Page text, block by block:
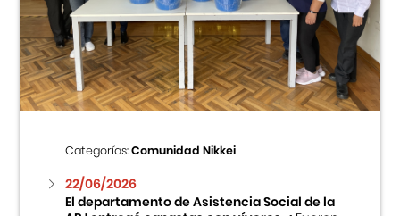
Categorías:Comunidad Nikkei
22/06/2026
El departamento de Asistencia Social de la